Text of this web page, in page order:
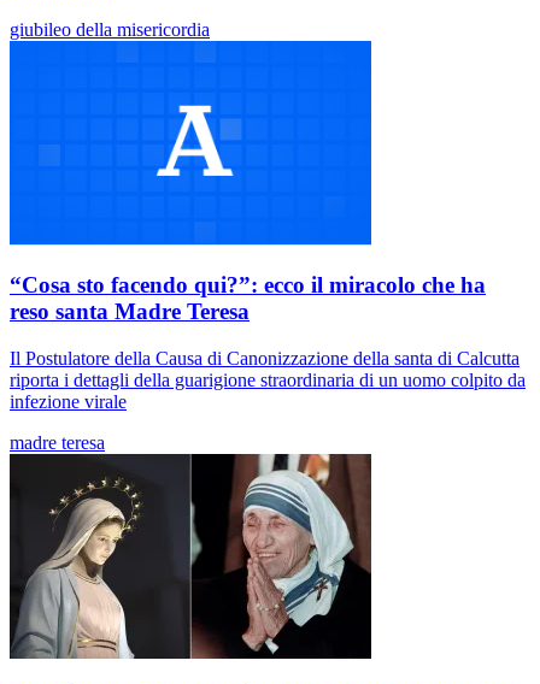
giubileo della misericordia
“Cosa sto facendo qui?”: ecco il miracolo che ha
reso santa Madre Teresa
Il Postulatore della Causa di Canonizzazione della santa di Calcutta
riporta i dettagli della guarigione straordinaria di un uomo colpito da
infezione virale
madre teresa